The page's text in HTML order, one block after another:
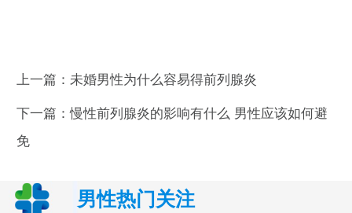
上一篇： 未婚男性为什么容易得前列腺炎
下一篇：慢性前列腺炎的影响有什么 男性应该如何避
免
男性热门关注